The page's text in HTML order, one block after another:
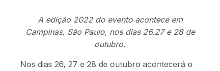
A edição 2022 do evento acontece em
Campinas, São Paulo, nos dias 26,27 e 28 de
outubro.
Nos dias 26, 27 e 28 de outubro acontecerá o